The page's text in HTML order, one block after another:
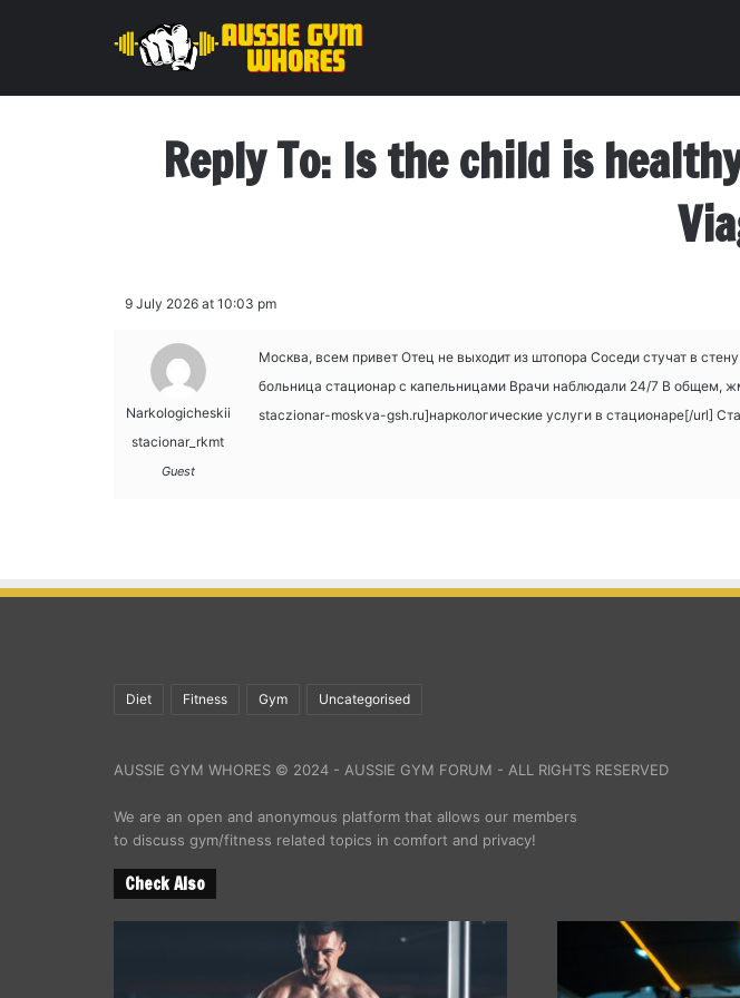
Reply To: Is the child is
9 July 2026 at 10:03 pm
Narkologicheskii
stacionar_rkmt
Guest
Москва, всем привет Отец не выходит из штопора Соседи стучат в
больница стационар с капельницами Врачи наблюдали 24/7 В общем,
staczionar-moskva-gsh.ru]наркологические услуги в стационаре[/url]
Diet Fitness Gym Uncategorised
AUSSIE GYM WHORES © 2024 - AUSSIE GYM FORUM - ALL RIGHTS RESERVED
We are an open and anonymous platform that allows our members
to discuss gym/fitness related topics in comfort and privacy!
Check Also